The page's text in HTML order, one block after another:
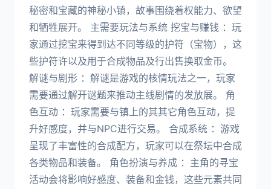
秘密和宝藏的神秘小镇，故事围绕着权能力、欲望
和牺牲展开。 主需要玩法与系统 挖宝与赚钱 ：玩
家通过挖宝来得到达不同等级的护符（宝物），这
些护符许以及用于合成物品及行出售换取金币。
解谜与剧形 ：解谜是游戏的核情玩法之一，玩家
需要通过解开谜题来推动主线剧情的发放展。 角
色互动 ：玩家需要与镇上的其其它角色互动，提
升好感度，并与NPC进行交易。 合成系统 ：游戏
呈现了丰富性的合成配方，玩家可以在祭坛中合成
各类物品和装备。 角色扮演与养成 ：主角的寻宝
活动会将影响好感度、装备和金钱，这些元素共同